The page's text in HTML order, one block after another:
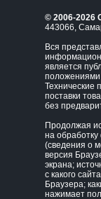
© 2006-2026
443066,
Вся
является
положениями
Технические
поставки
без
Продолжая
на
(сведения о
версия
экрана;
с какого
Браузера;
нажимает